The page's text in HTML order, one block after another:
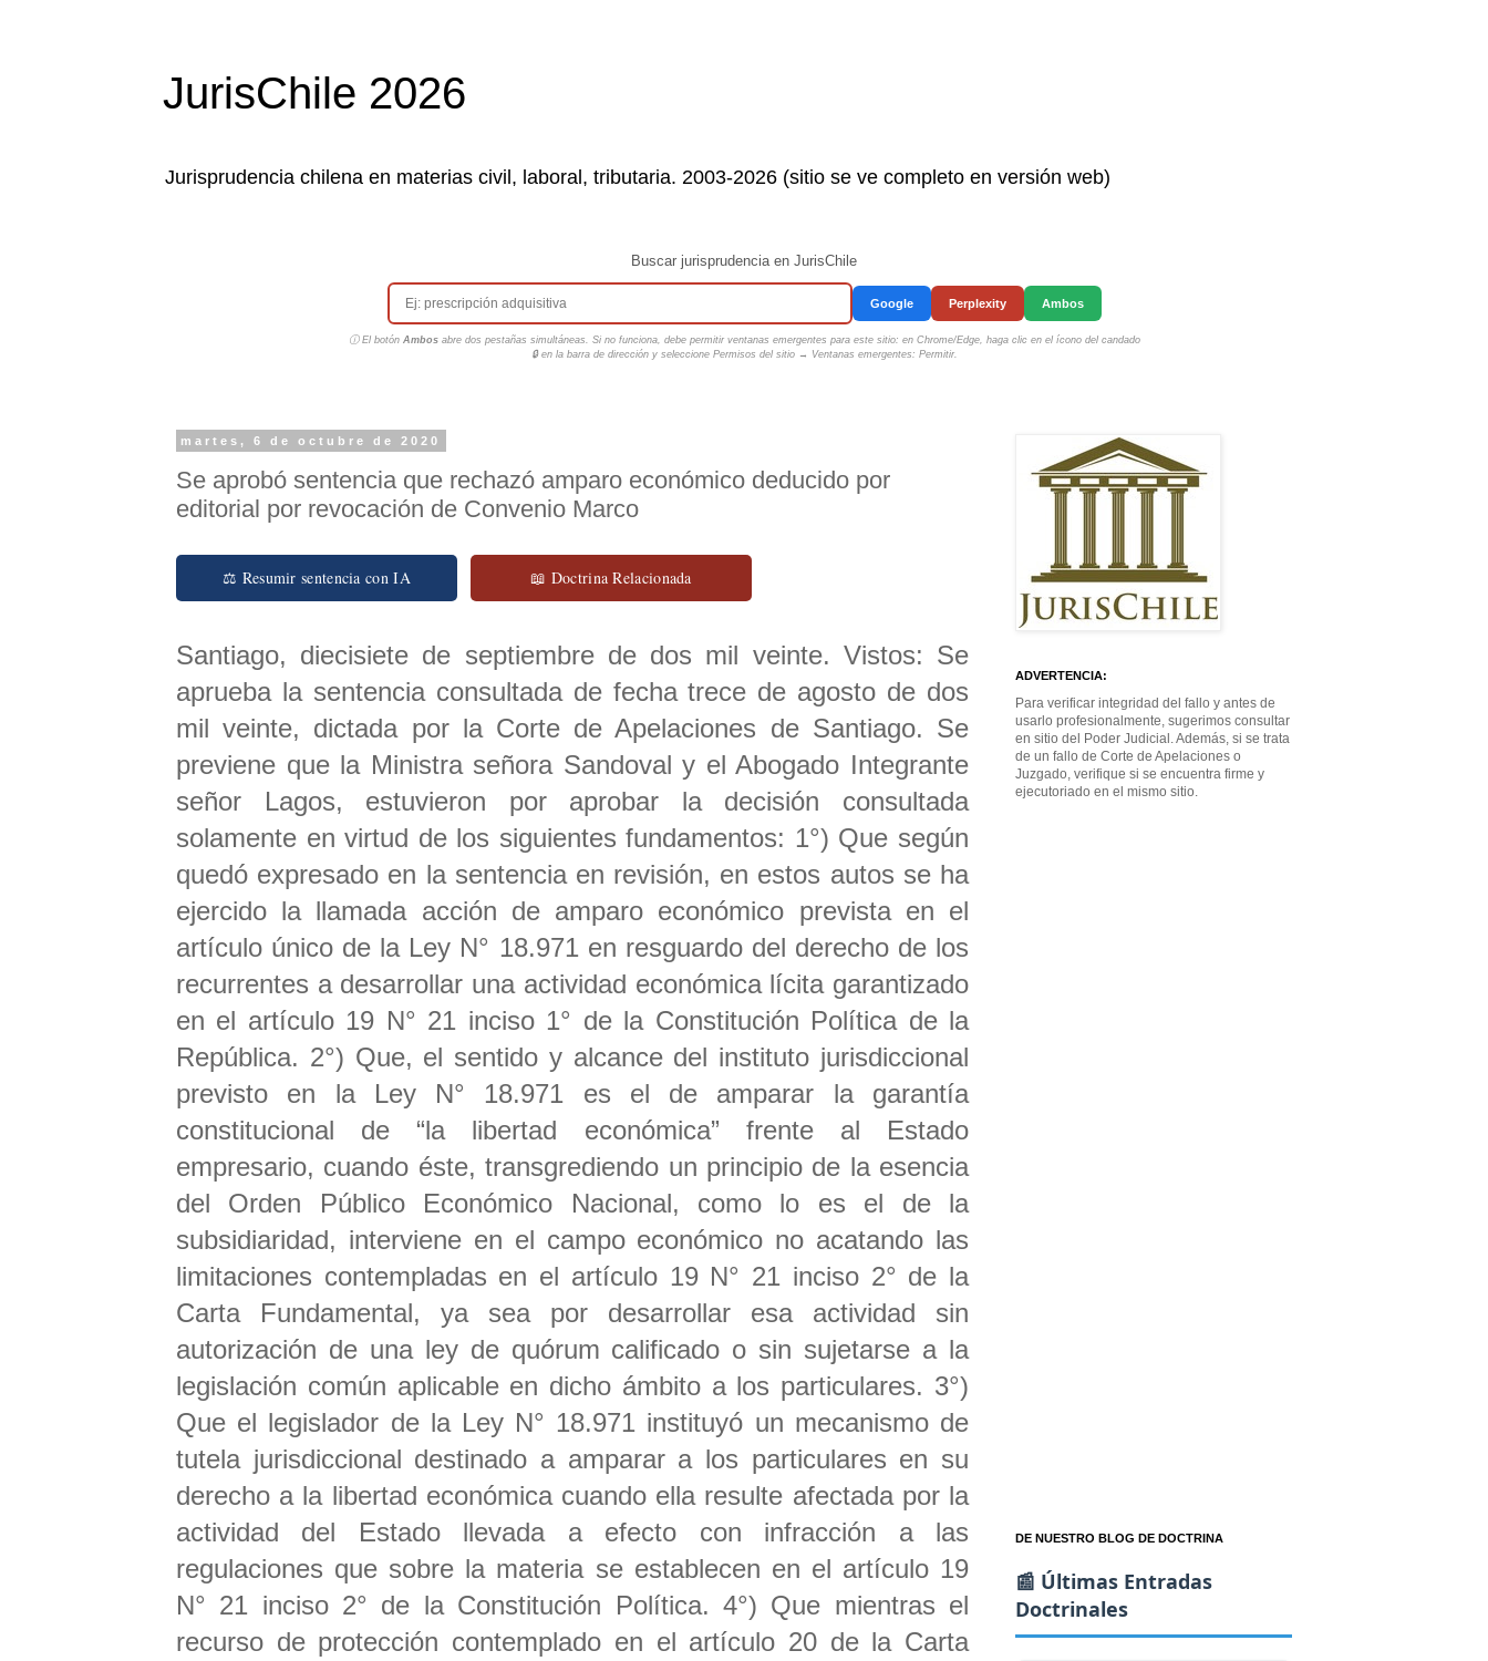
JurisChile 2026
Jurisprudencia chilena en materias civil, laboral, tributaria. 2003-2026 (sitio se ve completo en versión web)
Buscar jurisprudencia en JurisChile
Google Perplexity Ambos
ⓘ El botón Ambosabre dos pestañas simultáneas. Si no funciona, debe permitir ventanas emergentes para este sitio: en Chrome/Edge, haga clic en el ícono del candado
🔒 en la barra de dirección y seleccione Permisos del sitio → Ventanas emergentes: Permitir.
martes, 6 de octubre de 2020
Se aprobó sentencia que rechazó amparo económico deducido por
editorial por revocación de Convenio Marco
⚖ Resumir sentencia con IA 📖 Doctrina Relacionada
Santiago, diecisiete de septiembre de dos mil veinte. Vistos: Se
aprueba la sentencia consultada de fecha trece de agosto de dos
mil veinte, dictada por la Corte de Apelaciones de Santiago. Se
previene que la Ministra señora Sandoval y el Abogado Integrante
señor Lagos, estuvieron por aprobar la decisión consultada
solamente en virtud de los siguientes fundamentos: 1°) Que según
quedó expresado en la sentencia en revisión, en estos autos se ha
ejercido la llamada acción de amparo económico prevista en el
artículo único de la Ley N° 18.971 en resguardo del derecho de los
recurrentes a desarrollar una actividad económica lícita garantizado
en el artículo 19 N° 21 inciso 1° de la Constitución Política de la
República. 2°) Que, el sentido y alcance del instituto jurisdiccional
previsto en la Ley N° 18.971 es el de amparar la garantía
constitucional de “la libertad económica” frente al Estado
empresario, cuando éste, transgrediendo un principio de la esencia
del Orden Público Económico Nacional, como lo es el de la
subsidiaridad, interviene en el campo económico no acatando las
limitaciones contempladas en el artículo 19 N° 21 inciso 2° de la
Carta Fundamental, ya sea por desarrollar esa actividad sin
autorización de una ley de quórum calificado o sin sujetarse a la
legislación común aplicable en dicho ámbito a los particulares. 3°)
Que el legislador de la Ley N° 18.971 instituyó un mecanismo de
tutela jurisdiccional destinado a amparar a los particulares en su
derecho a la libertad económica cuando ella resulte afectada por la
actividad del Estado llevada a efecto con infracción a las
regulaciones que sobre la materia se establecen en el artículo 19
N° 21 inciso 2° de la Constitución Política. 4°) Que mientras el
recurso de protección contemplado en el artículo 20 de la Carta
ADVERTENCIA:
Para verificar integridad del fallo y antes de
usarlo profesionalmente, sugerimos consultar
en sitio del Poder Judicial. Además, si se trata
de un fallo de Corte de Apelaciones o
Juzgado, verifique si se encuentra firme y
ejecutoriado en el mismo sitio.
DE NUESTRO BLOG DE DOCTRINA
📰 Últimas Entradas
Doctrinales